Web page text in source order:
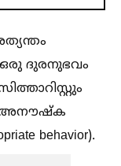
ദുരനുഭവം
അനൗഷ്‌ക
behavior).